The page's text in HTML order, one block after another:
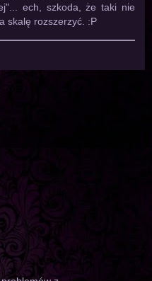
ech, szkoda, że taki nie
skalę rozszerzyć. :P